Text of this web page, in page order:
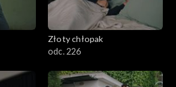
Złoty chłopak
odc. 226